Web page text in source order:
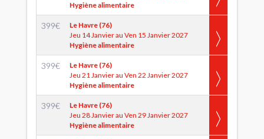
Hygiène alimentaire
399€
Le Havre (76)
Jeu 14 Janvier au Ven 15 Janvier 2027
Hygiène alimentaire
399€
Le Havre (76)
Jeu 21 Janvier au Ven 22 Janvier 2027
Hygiène alimentaire
399€
Le Havre (76)
Jeu 28 Janvier au Ven 29 Janvier 2027
Hygiène alimentaire